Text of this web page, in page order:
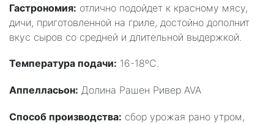
Гастрономия: отлично подойдет к красному мясу,
дичи, приготовленной на гриле, достойно дополнит
вкус сыров со средней и длительной выдержкой.
Температура подачи: 16-18ºC.
Аппелласьон: Долина Рашен Ривер AVA
Способ производства: сбор урожая рано утром,